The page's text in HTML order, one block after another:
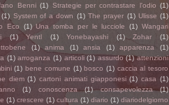
Benni (1) Strategie per contrastare l'odio (1)
(1) System of a down (1) The prayer (1) Ulisse (1)
Eco
(1) Una tomba per le lucciole (1) Wangari
(1) Yentl (1) Yonebayashi (1) Zohar
(1)
(1) anima (1) ansia (1) apparenza
(1)
(1) arroganza (1) articoli (1) assurdo (1) attenzioni
(1) bene comune (1) bosco (1) caccia al tesoro
diem (1) cartoni animati giapponesi (1) casa (1)
(1) conoscenza (1) consapevolezza
(1)
(1) crescere (1) cultura (1) diario (1) diariodelgiorno